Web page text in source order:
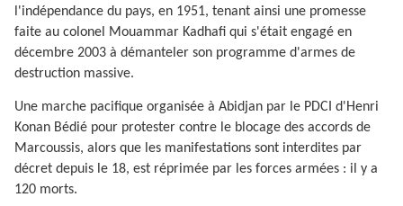
l'indépendance du pays, en 1951, tenant ainsi une promesse
faite au colonel Mouammar Kadhafi qui s'était engagé en
décembre 2003 à démanteler son programme d'armes de
destruction massive.
Une marche pacifique organisée à Abidjan par le PDCI d'Henri
Konan Bédié pour protester contre le blocage des accords de
Marcoussis, alors que les manifestations sont interdites par
décret depuis le 18, est réprimée par les forces armées : il y a
120 morts.